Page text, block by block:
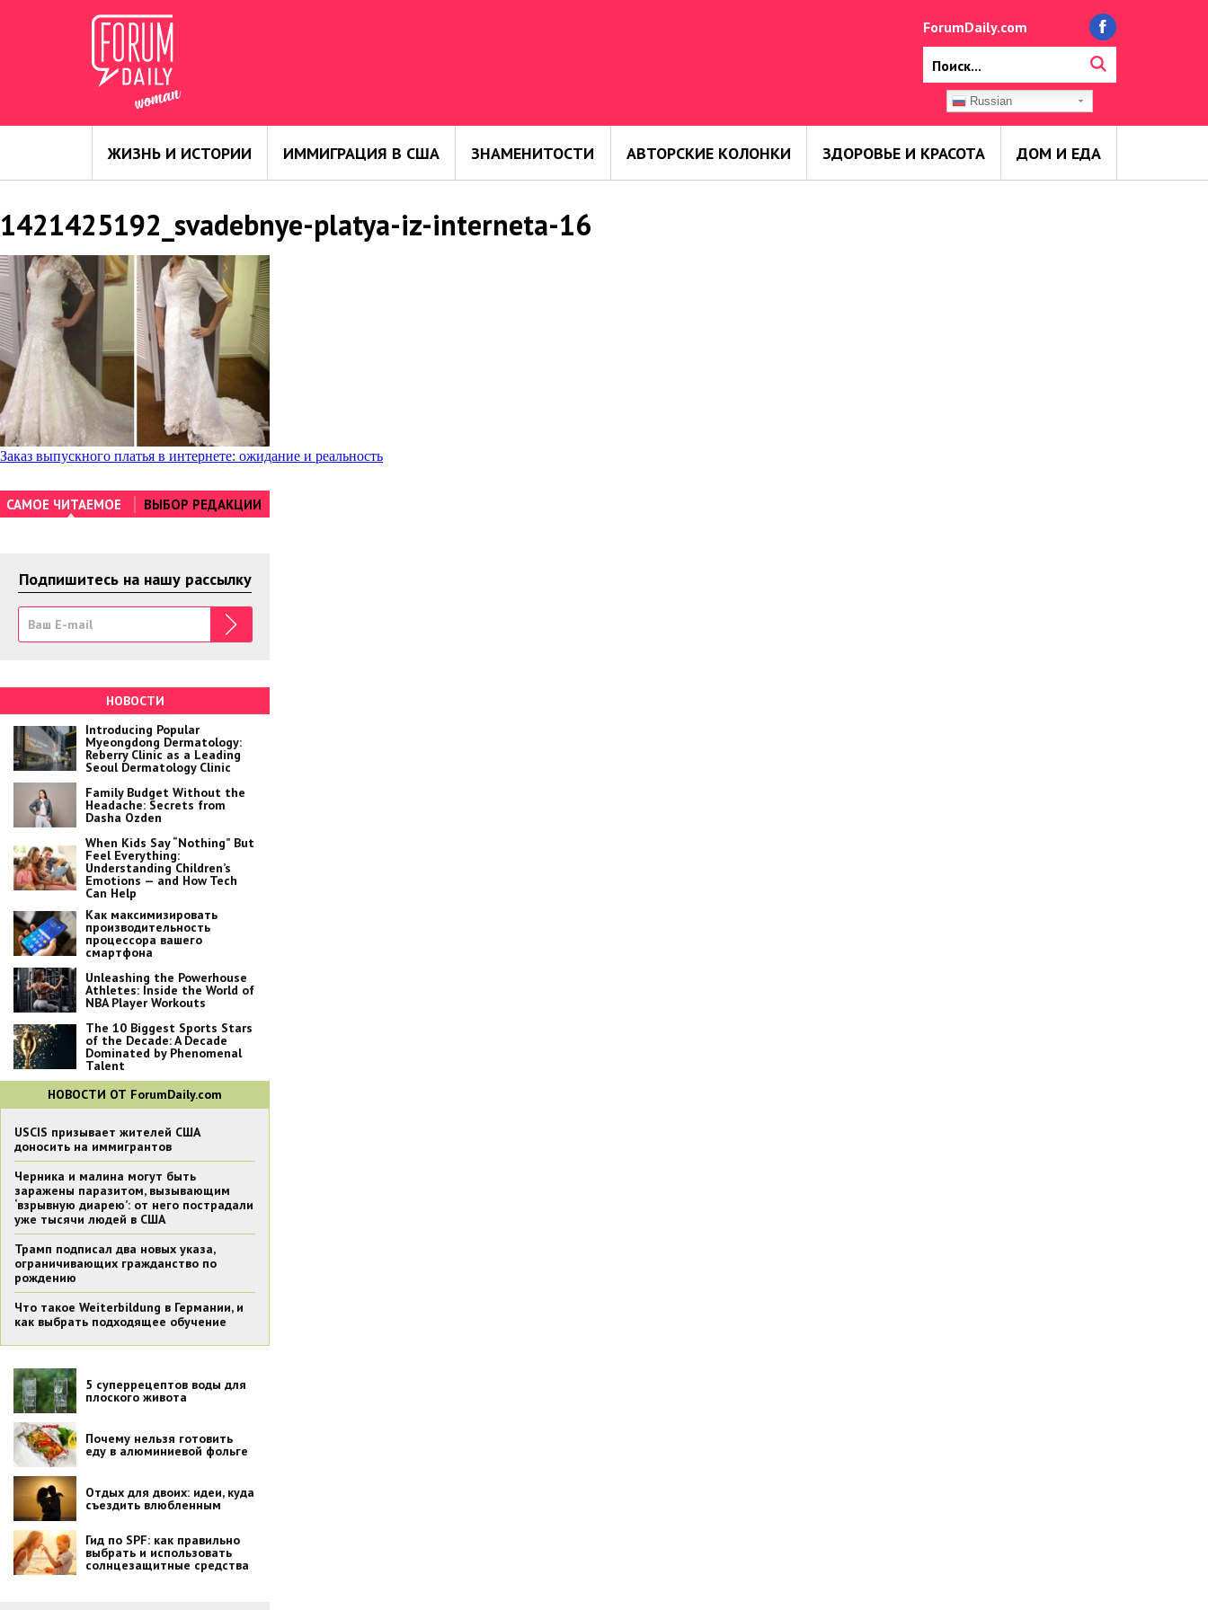
ForumDaily.com
Russian
ЖИЗНЬ И ИСТОРИИ ИММИГРАЦИЯ В США ЗНАМЕНИТОСТИ АВТОРСКИЕ КОЛОНКИ ЗДОРОВЬЕ И КРАСОТА ДОМ И ЕДА
1421425192_svadebnye-platya-iz-interneta-16
Навигация
по
записям
Заказ выпускного платья в интернете: ожидание и реальность
САМОЕ ЧИТАЕМОЕ ВЫБОР РЕДАКЦИИ
Подпишитесь на нашу рассылку
НОВОСТИ
Introducing Popular
Myeongdong Dermatology:
Reberry Clinic as a Leading
Seoul Dermatology Clinic
Family Budget Without the
Headache: Secrets from
Dasha Ozden
When Kids Say “Nothing” But
Feel Everything:
Understanding Children’s
Emotions — and How Tech
Can Help
Как максимизировать
производительность
процессора вашего
смартфона
Unleashing the Powerhouse
Athletes: Inside the World of
NBA Player Workouts
The 10 Biggest Sports Stars
of the Decade: A Decade
Dominated by Phenomenal
Talent
НОВОСТИ ОТ ForumDaily.com
USCIS призывает жителей США
доносить на иммигрантов
Черника и малина могут быть
заражены паразитом, вызывающим
‘взрывную диарею’: от него пострадали
уже тысячи людей в США
Трамп подписал два новых указа,
ограничивающих гражданство по
рождению
Что такое Weiterbildung в Германии, и
как выбрать подходящее обучение
5 суперрецептов воды для
плоского живота
Почему нельзя готовить
еду в алюминиевой фольге
Отдых для двоих: идеи, куда
съездить влюбленным
Гид по SPF: как правильно
выбрать и использовать
солнцезащитные средства